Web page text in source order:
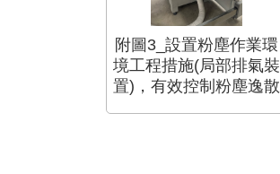
附圖3_設置粉塵作業環
境工程措施(局部排氣裝
置)，有效控制粉塵逸散